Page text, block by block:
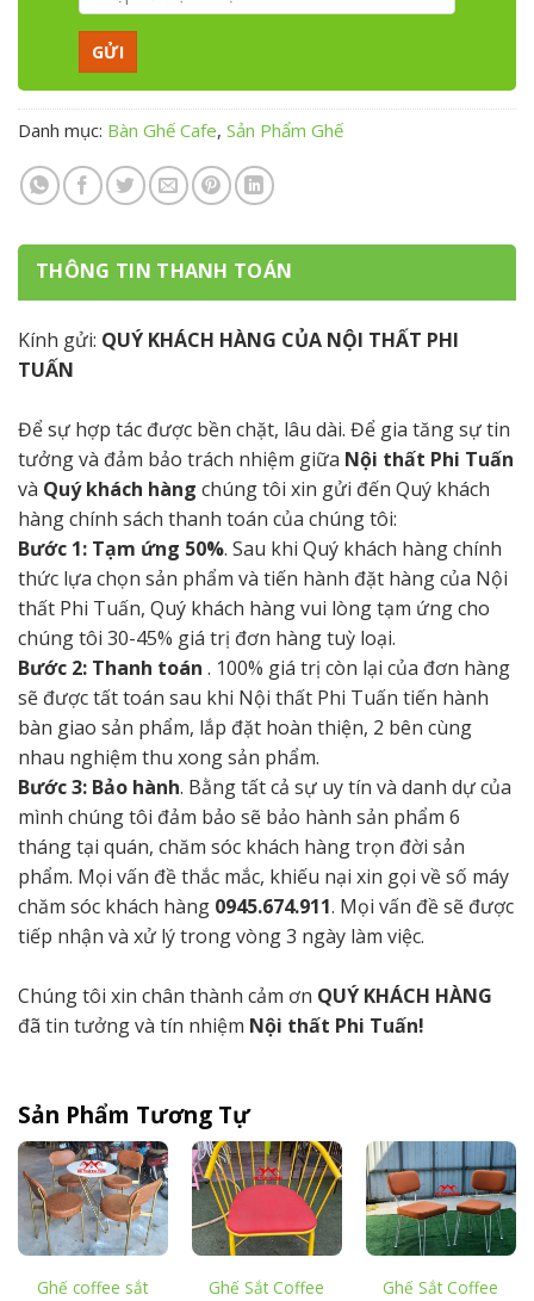
Danh mục: Bàn Ghế Cafe, Sản Phẩm Ghế
THÔNG TIN THANH TOÁN
Kính gửi: QUÝ KHÁCH HÀNG CỦA NỘI THẤT PHI
TUẤN
Để sự hợp tác được bền chặt, lâu dài. Để gia tăng sự tin
tưởng và đảm bảo trách nhiệm giữa Nội thất Phi Tuấn
và Quý khách hàng chúng tôi xin gửi đến Quý khách
hàng chính sách thanh toán của chúng tôi:
Bước 1: Tạm ứng 50%. Sau khi Quý khách hàng chính
thức lựa chọn sản phẩm và tiến hành đặt hàng của Nội
thất Phi Tuấn, Quý khách hàng vui lòng tạm ứng cho
chúng tôi 30-45% giá trị đơn hàng tuỳ loại.
Bước 2: Thanh toán . 100% giá trị còn lại của đơn hàng
sẽ được tất toán sau khi Nội thất Phi Tuấn tiến hành
bàn giao sản phẩm, lắp đặt hoàn thiện, 2 bên cùng
nhau nghiệm thu xong sản phẩm.
Bước 3: Bảo hành. Bằng tất cả sự uy tín và danh dự của
mình chúng tôi đảm bảo sẽ bảo hành sản phẩm 6
tháng tại quán, chăm sóc khách hàng trọn đời sản
phẩm. Mọi vấn đề thắc mắc, khiếu nại xin gọi về số máy
chăm sóc khách hàng 0945.674.911. Mọi vấn đề sẽ được
tiếp nhận và xử lý trong vòng 3 ngày làm việc.
Chúng tôi xin chân thành cảm ơn QUÝ KHÁCH HÀNG
đã tin tưởng và tín nhiệm Nội thất Phi Tuấn!
Sản Phẩm Tương Tự
Ghế coffee sắt
Ghế Sắt Coffee
Ghế Sắt Coffee